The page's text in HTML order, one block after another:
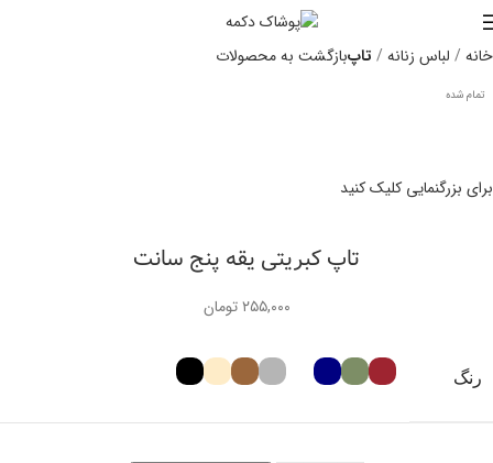
خانه لباس زنانه تاپبازگشت به محصولات
تمام شده
برای بزرگنمایی کلیک کنید
تاپ کبریتی یقه پنج سانت
۲۵۵,۰۰۰ تومان
رنگ